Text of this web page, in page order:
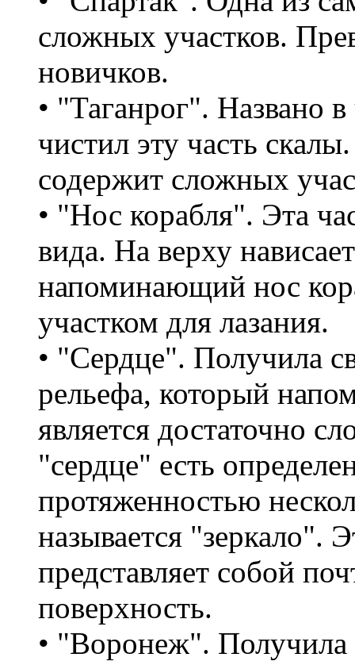
сложных участков.
новичков.
• "Таганрог". Названо
чистил эту часть
содержит сложных
• "Нос корабля". Эта
вида. На верху
напоминающий нос
участком для лазания.
• "Сердце". Получила
рельефа, который
является достаточно
"сердце" есть
протяженностью
называется "зеркало".
представляет собой
поверхность.
• "Воронеж". Получила